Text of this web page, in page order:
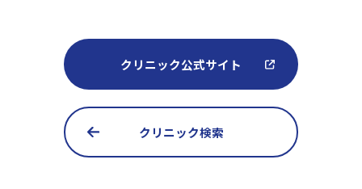
クリニック公式サイト
クリニック検索